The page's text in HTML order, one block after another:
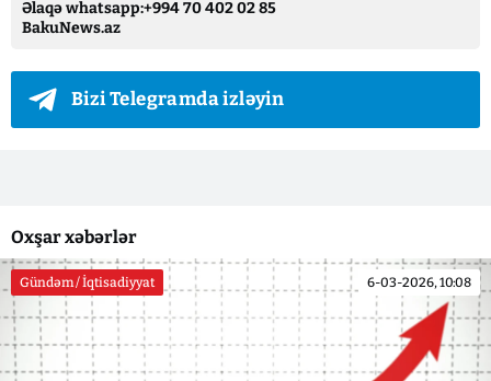
Əlaqə whatsapp:+994 70 402 02 85
BakuNews.az
Bizi Telegramda izləyin
Oxşar xəbərlər
Gündəm / İqtisadiyyat 6-03-2026, 10:08